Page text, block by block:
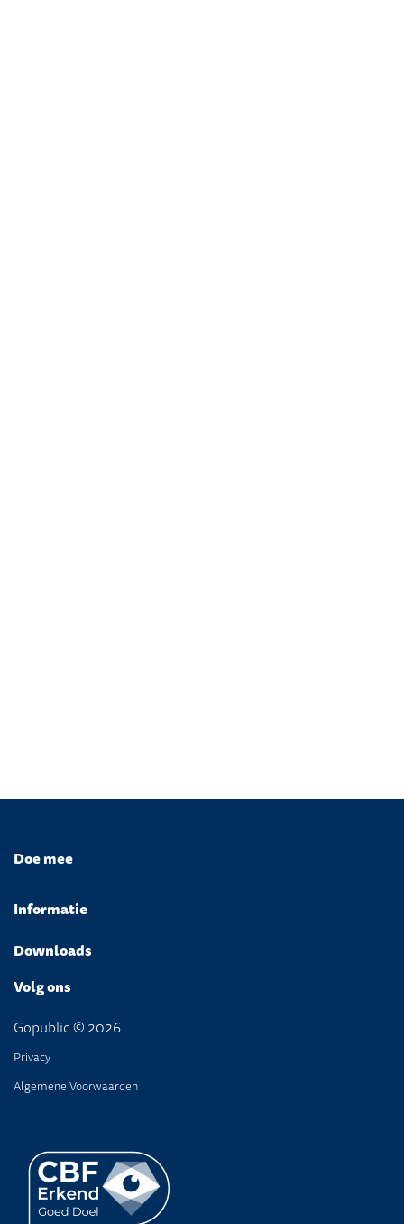
Doe mee
Informatie
Downloads
Volg ons
Gopublic © 2026
Privacy
Algemene Voorwaarden